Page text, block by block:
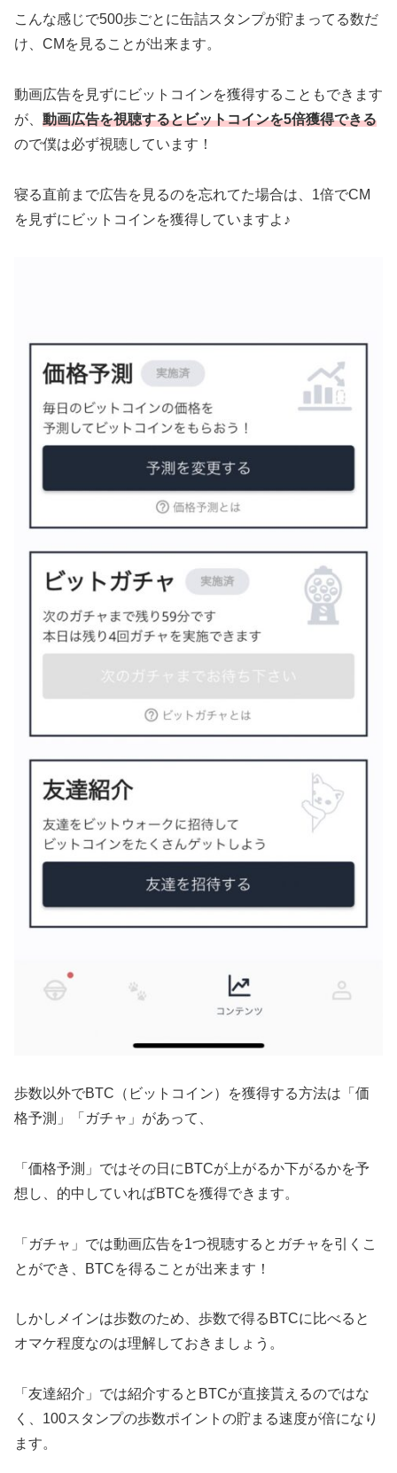
こんな感じで500歩ごとに缶詰スタンプが貯まってる数だ
け、CMを見ることが出来ます。
動画広告を見ずにビットコインを獲得することもできます
が、 動画広告を視聴するとビットコインを5倍獲得できる
ので僕は必ず視聴しています！
寝る直前まで広告を見るのを忘れてた場合は、1倍でCM
を見ずにビットコインを獲得していますよ♪
歩数以外でBTC（ビットコイン）を獲得する方法は「価
格予測」「ガチャ」があって、
「価格予測」ではその日にBTCが上がるか下がるかを予
想し、的中していればBTCを獲得できます。
「ガチャ」では動画広告を1つ視聴するとガチャを引くこ
とができ、BTCを得ることが出来ます！
しかしメインは歩数のため、歩数で得るBTCに比べると
オマケ程度なのは理解しておきましょう。
「友達紹介」では紹介するとBTCが直接貰えるのではな
く、100スタンプの歩数ポイントの貯まる速度が倍になり
ます。